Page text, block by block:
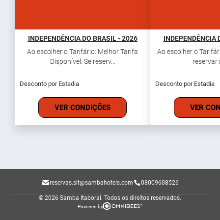
INDEPENDÊNCIA DO BRASIL - 2026
Ao escolher o Tarifário: Melhor Tarifa
Disponível. Se reserv...
Desconto por Estadia
VER CONDIÇÕES
INDEPENDÊNCIA
Ao escolher o
reservar
Desconto por Estadia
VER
reservas.sit@sambahoteis.com 08009608526
© 2026 Samba Itaboraí. Todos os direitos reservados.
Powered by